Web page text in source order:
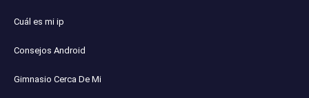
Cuál es mi ip
Consejos Android
Gimnasio Cerca De Mi